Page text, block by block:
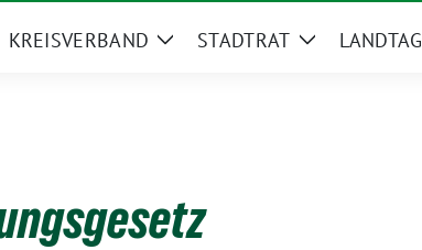
KREISVERBAND
ZeigeSTADTRAT
ZeigeLANDTAG